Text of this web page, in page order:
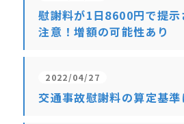
慰謝料が1日8600円で提示
注意！増額の可能性あり
2022/04/27
交通事故慰謝料の算定基準